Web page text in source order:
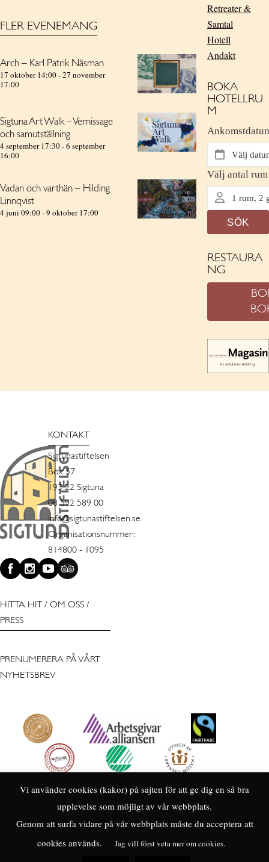
FLER EVENEMANG
Arch – Karl Patrik Näsman
17 oktober 14:00-27 november
17:00
Sigtuna Art Walk – Vernissage
och samutställning
4 september 17:30-6 september
16:00
Vadan och varthän – Hilding
Linnqvist
4 juni 09:00-9 oktober 17:00
Retreater &
Samtal
Hotell
Andakt
BOKA
HOTELLRU
M
RESTAURA
NG
KONTAKT
Sigtunastiftelsen
Box 57
193 22 Sigtuna
08 592 589 00
info@sigtunastiftelsen.se
Organisationsnummer:
814800 - 1095
HITTA HIT / OM OSS /
PRESS
PRENUMERERA PÅ VÅRT
NYHETSBREV
Vi använder cookies (kakor) på sajten för att ge dig en så bra
upplevelse som möjligt av vår webbplats.
Genom att surfa vidare på vår webbplats måste du acceptera att
cookies används.
Jag vill först veta mer om cookies.